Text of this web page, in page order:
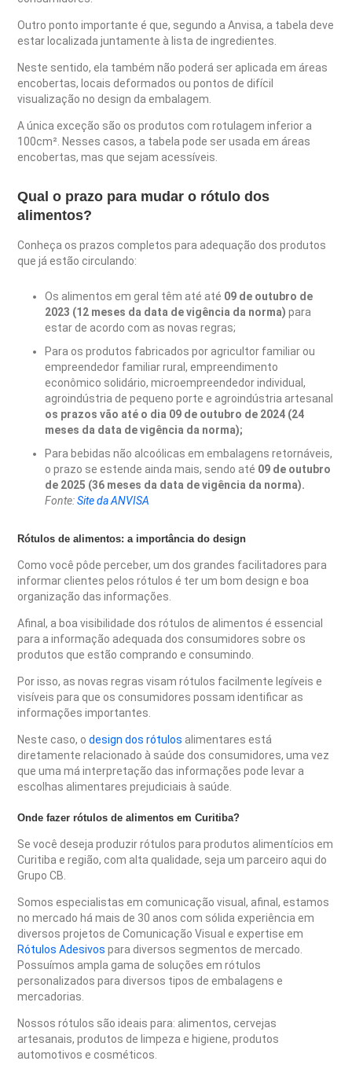
Outro ponto importante é que, segundo a Anvisa, a tabela deve
estar localizada juntamente à lista de ingredientes.
Neste sentido, ela também não poderá ser aplicada em áreas
encobertas, locais deformados ou pontos de difícil
visualização no design da embalagem.
A única exceção são os produtos com rotulagem inferior a
100cm². Nesses casos, a tabela pode ser usada em áreas
encobertas, mas que sejam acessíveis.
Qual o prazo para mudar o rótulo dos
alimentos?
Conheça os prazos completos para adequação dos produtos
que já estão circulando:
Os alimentos em geral têm até até 09 de outubro de
2023 (12 meses da data de vigência da norma)para
estar de acordo com as novas regras;
Para os produtos fabricados por agricultor familiar ou
empreendedor familiar rural, empreendimento
econômico solidário, microempreendedor individual,
agroindústria de pequeno porte e agroindústria artesanal
os prazos vão até o dia 09 de outubro de 2024 (24
meses da data de vigência da norma);
Para bebidas não alcoólicas em embalagens retornáveis,
o prazo se estende ainda mais, sendo até 09 de outubro
de 2025 (36 meses da data de vigência da norma).
Fonte:Site da ANVISA
Rótulos de alimentos: a importância do design
Como você pôde perceber, um dos grandes facilitadores para
informar clientes pelos rótulos é ter um bom design e boa
organização das informações.
Afinal, a boa visibilidade dos rótulos de alimentos é essencial
para a informação adequada dos consumidores sobre os
produtos que estão comprando e consumindo.
Por isso, as novas regras visam rótulos facilmente legíveis e
visíveis para que os consumidores possam identificar as
informações importantes.
Neste caso, odesign dos rótulos alimentares está
diretamente relacionado à saúde dos consumidores, uma vez
que uma má interpretação das informações pode levar a
escolhas alimentares prejudiciais à saúde.
Onde fazer rótulos de alimentos em Curitiba?
Se você deseja produzir rótulos para produtos alimentícios em
Curitiba e região, com alta qualidade, seja um parceiro aqui do
Grupo CB.
Somos especialistas em comunicação visual, afinal, estamos
no mercado há mais de 30 anos com sólida experiência em
diversos projetos de Comunicação Visual e expertise em
Rótulos Adesivos para diversos segmentos de mercado.
Possuímos ampla gama de soluções em rótulos
personalizados para diversos tipos de embalagens e
mercadorias.
Nossos rótulos são ideais para: alimentos, cervejas
artesanais, produtos de limpeza e higiene, produtos
automotivos e cosméticos.